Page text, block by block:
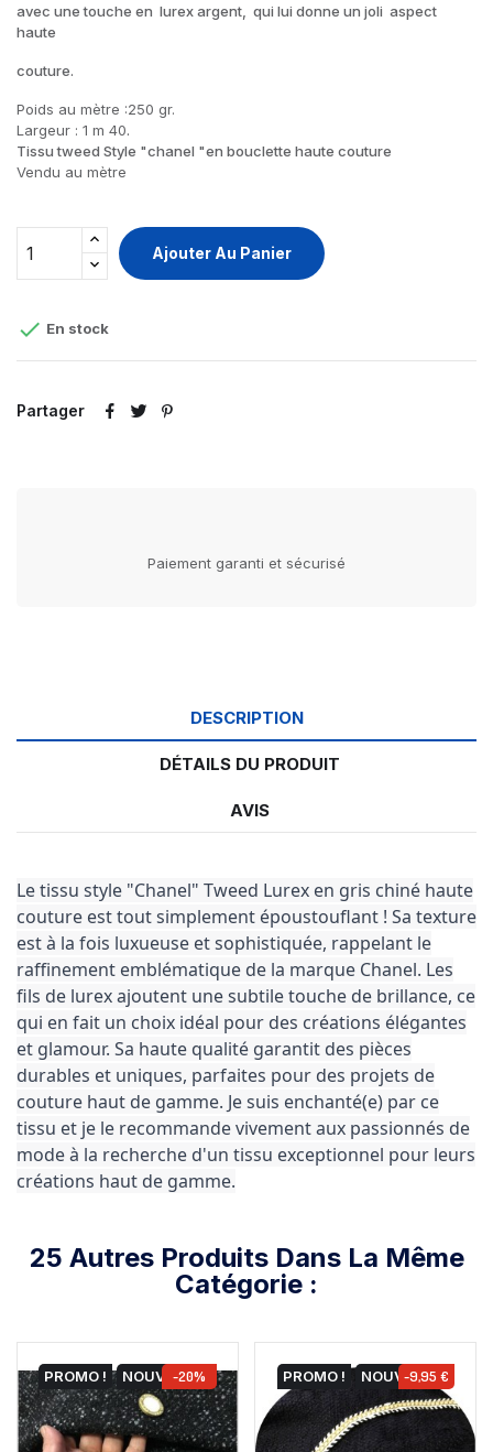
avec une touche en lurex argent, qui lui donne un joli aspect
haute
couture.
Poids au mètre :250 gr.
Largeur : 1 m 40.
Tissu tweed Style "chanel "en bouclette haute couture
Vendu au mètre
Ajouter Au Panier
 En stock
Partager
Paiement garanti et sécurisé
DESCRIPTION
DÉTAILS DU PRODUIT
AVIS
Le tissu style "Chanel" Tweed Lurex en gris chiné haute
couture est tout simplement époustouflant ! Sa texture
est à la fois luxueuse et sophistiquée, rappelant le
raffinement emblématique de la marque Chanel. Les
fils de lurex ajoutent une subtile touche de brillance, ce
qui en fait un choix idéal pour des créations élégantes
et glamour. Sa haute qualité garantit des pièces
durables et uniques, parfaites pour des projets de
couture haut de gamme. Je suis enchanté(e) par ce
tissu et je le recommande vivement aux passionnés de
mode à la recherche d'un tissu exceptionnel pour leurs
créations haut de gamme.
25 Autres Produits Dans La Même
Catégorie :
PROMO ! NOUVEAU
-20% PROMO ! NOUVEAU
-9,95 €